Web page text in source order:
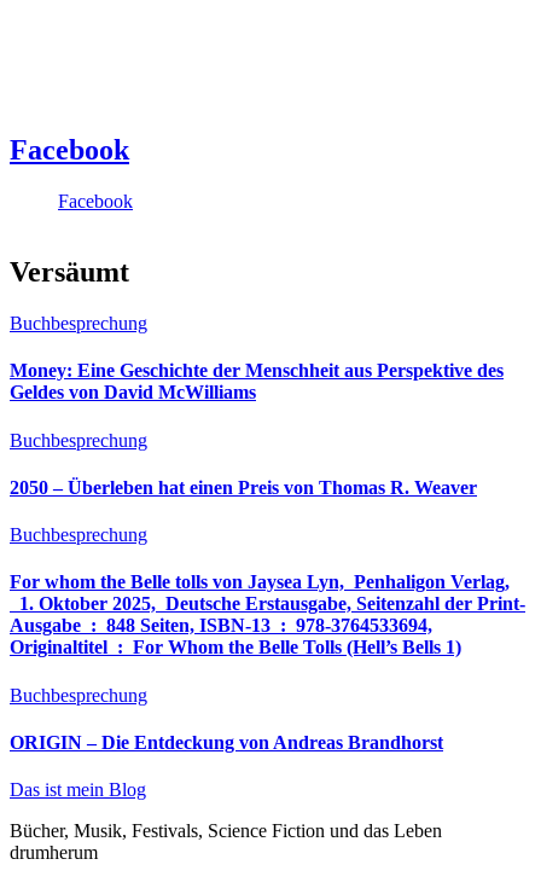
Facebook
Facebook
Versäumt
Buchbesprechung
Money: Eine Geschichte der Menschheit aus Perspektive des
Geldes von David McWilliams
Buchbesprechung
2050 – Überleben hat einen Preis von Thomas R. Weaver
Buchbesprechung
For whom the Belle tolls von Jaysea Lyn, ‎ Penhaligon Verlag,
‎ 1. Oktober 2025, ‎ Deutsche Erstausgabe, Seitenzahl der Print-
Ausgabe ‏ : ‎ 848 Seiten, ISBN-13 ‏ : ‎ 978-3764533694,
Originaltitel ‏ : ‎ For Whom the Belle Tolls (Hell’s Bells 1)
Buchbesprechung
ORIGIN – Die Entdeckung von Andreas Brandhorst
Das ist mein Blog
Bücher, Musik, Festivals, Science Fiction und das Leben
drumherum